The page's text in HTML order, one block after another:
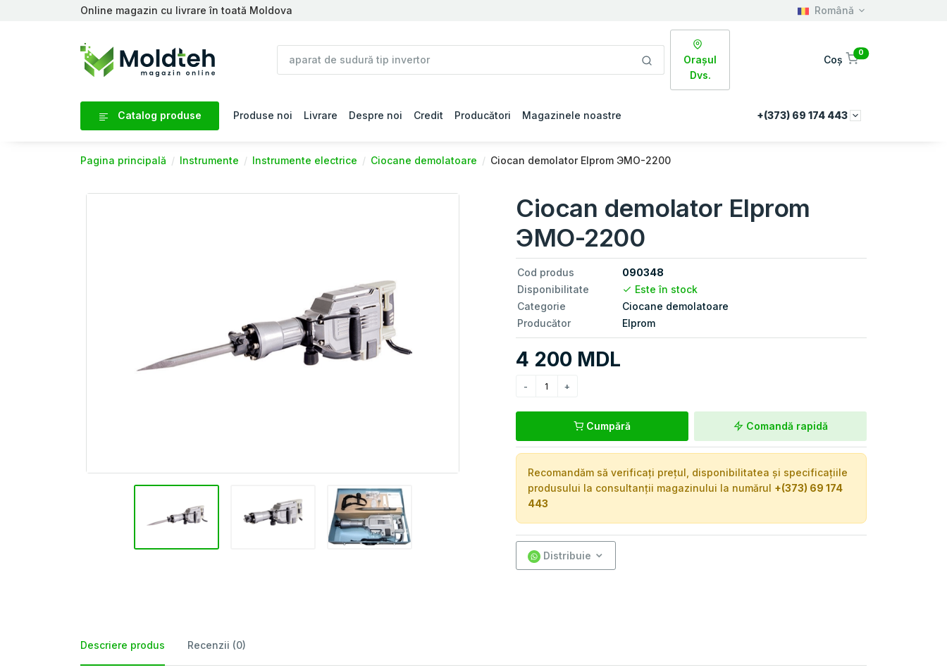
Online magazin cu livrare în toată Moldova Română
Orașul
Dvs.
Coș
0
Catalog produse Produse noi Livrare Despre noi Credit Producători Magazinele noastre +(373) 69 174 443
Pagina principală Instrumente Instrumente electrice Ciocane demolatoare Ciocan demolator Elprom ЭМО-2200
Ciocan demolator Elprom
ЭМО-2200
Cod produs
090348
Disponibilitate
Este în stock
Categorie
Ciocane demolatoare
Producător
Elprom
4 200 MDL
Cumpără Comandă rapidă
Recomandăm să verificați prețul, disponibilitatea și specificațiile
produsului la consultanții magazinului la numărul +(373) 69 174
443
Distribuie
Descriere produs Recenzii (0)